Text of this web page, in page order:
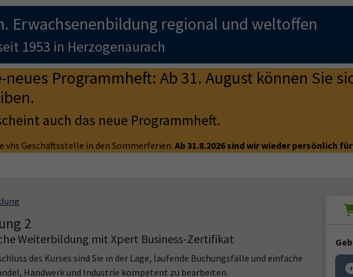
Erwachsenenbildung regional und weltoffen
1953 in Herzogenaurach
neues Programmheft: Ab 31. August können Sie
auch das neue Programmheft.
vhs Geschäftsstelle in den Sommerferien. Ab 31.8.2026 sind wir wieder persönlich
2
Weiterbildung mit Xpert Business-Zertifikat
des Kurses sind Sie in der Lage, laufende Buchungsfälle und einfache
Handwerk und Industrie kompetent zu bearbeiten.